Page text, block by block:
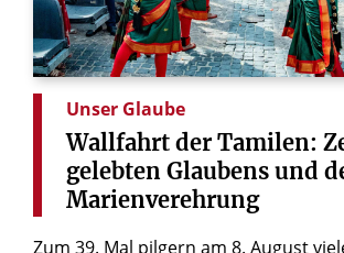
Unser Glaube
Wallfahrt der Tamilen:
gelebten Glaubens und
Marienverehrung
Zum 39. Mal pilgern am 8. August